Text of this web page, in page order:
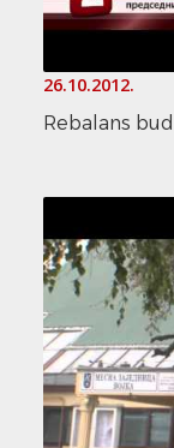
26.10.2012.
Rebalans